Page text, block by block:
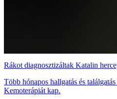
Rákot diagnosztizáltak Katalin
Több hónapos hallgatás és
Kemoterápiát kap.